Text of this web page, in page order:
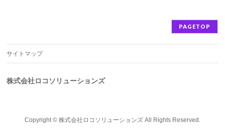
PAGETOP
サイトマップ
株式会社ロコソリューションズ
Copyright © 株式会社ロコソリューションズAll Rights Reserved.